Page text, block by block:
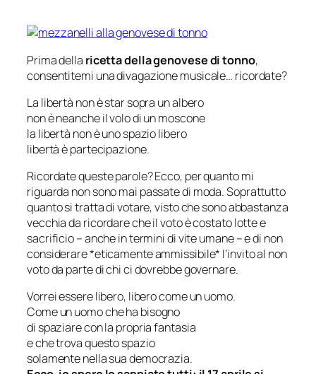
Prima della ricetta della genovese di tonno,
consentitemi una divagazione musicale… ricordate?
La libertà non è star sopra un albero
non è neanche il volo di un moscone
la libertà non è uno spazio libero
libertà è partecipazione.
Ricordate queste parole? Ecco, per quanto mi
riguarda non sono mai passate di moda. Soprattutto
quanto si tratta di votare, visto che sono abbastanza
vecchia da ricordare che il voto è costato lotte e
sacrificio – anche in termini di vite umane – e di non
considerare *eticamente ammissibile* l’invito al non
voto da parte di chi ci dovrebbe governare.
Vorrei essere libero, libero come un uomo.
Come un uomo che ha bisogno
di spaziare con la propria fantasia
e che trova questo spazio
solamente nella sua democrazia.